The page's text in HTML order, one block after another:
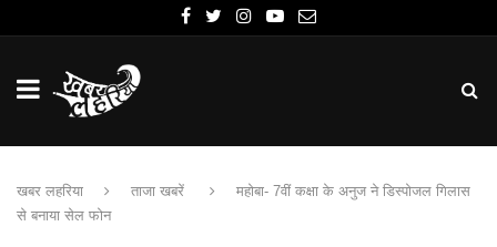
खबर लहरिया ताजा खबरें
महोबा- 7वीं कक्षा के अनुज ने डिस्पोजल गिलास
से बनाया सेल फोन